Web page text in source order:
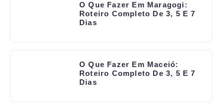
O Que Fazer Em Maragogi:
Roteiro Completo De 3, 5 E 7
Dias
O Que Fazer Em Maceió:
Roteiro Completo De 3, 5 E 7
Dias